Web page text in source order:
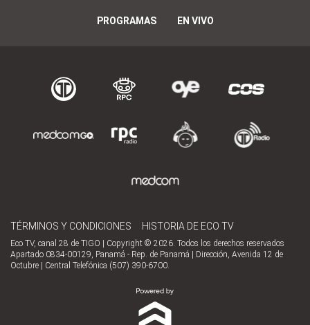
PROGRAMAS EN VIVO
TÉRMINOS Y CONDICIONES HISTORIA DE ECO TV
Eco TV, canal 28 de TIGO | Copyright © 2026. Todos los derechos reservados
Apartado 0834-00129, Panamá - Rep. de Panamá | Dirección, Avenida 12 de
Octubre | Central Telefónica (507) 390-6700.